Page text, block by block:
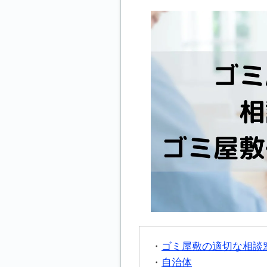
ゴミ屋敷の適切な相談
自治体